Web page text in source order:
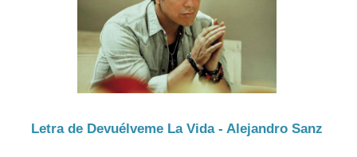
Letra de Devuélveme La Vida - Alejandro Sanz